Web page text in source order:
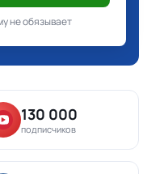
не обязывает
130 000
подписчиков